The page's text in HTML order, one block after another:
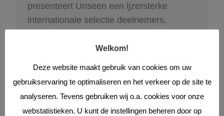
presenteert Unseen een ijzersterke
internationale selectie deelnemers.
van Europese top galeries.
Welkom!
Deze website maakt gebruik van cookies om uw
gebruikservaring te optimaliseren en het verkeer op de site te
analyseren. Tevens gebruiken wij o.a. cookies voor onze
webstatistieken. U kunt de instellingen beheren door op